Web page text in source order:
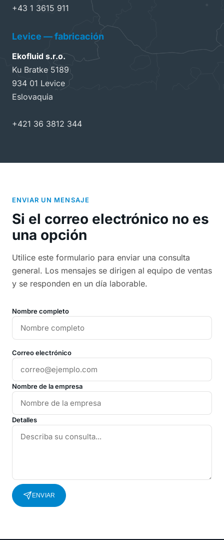
+43 1 3615 911
Levice — fabricación
Ekofluid s.r.o.
Ku Bratke 5189
934 01 Levice
Eslovaquia
+421 36 3812 344
ENVIAR UN MENSAJE
Si el correo electrónico no es
una opción
Utilice este formulario para enviar una consulta
general. Los mensajes se dirigen al equipo de ventas
y se responden en un día laborable.
Nombre completo
Correo electrónico
Nombre de la empresa
Detalles
ENVIAR